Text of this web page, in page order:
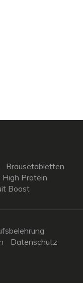
Brausetabletten
Protein
Boost
Datenschutz